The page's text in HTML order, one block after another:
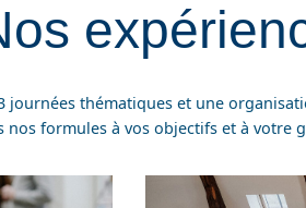
thématiques et une
formules à vos objectifs et à